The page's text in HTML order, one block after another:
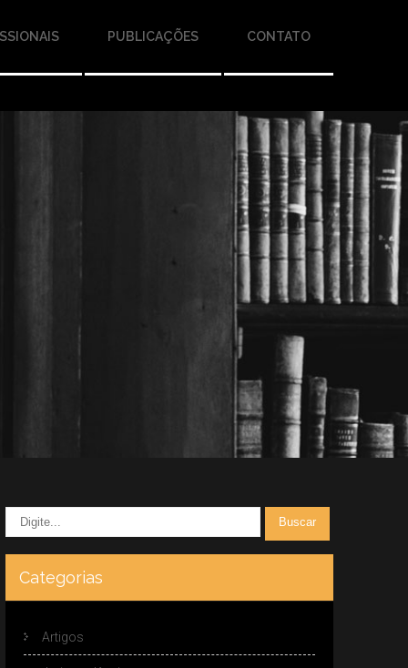
PUBLICAÇÕES CONTATO
Categorias
Artigos